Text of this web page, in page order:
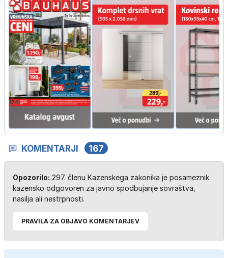
KOMENTARJI 167
Opozorilo: 297. členu Kazenskega zakonika je posameznik
kazensko odgovoren za javno spodbujanje sovraštva,
nasilja ali nestrpnosti.
PRAVILA ZA OBJAVO KOMENTARJEV